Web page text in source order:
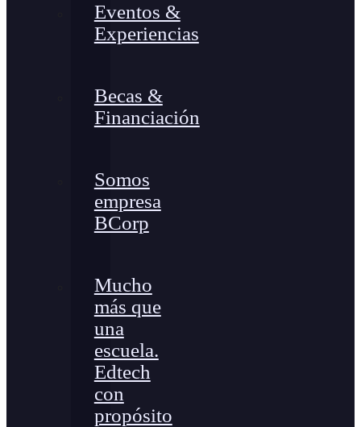
Eventos &
Experiencias
Becas &
Financiación
Somos
empresa
BCorp
Mucho
más que
una
escuela.
Edtech
con
propósito